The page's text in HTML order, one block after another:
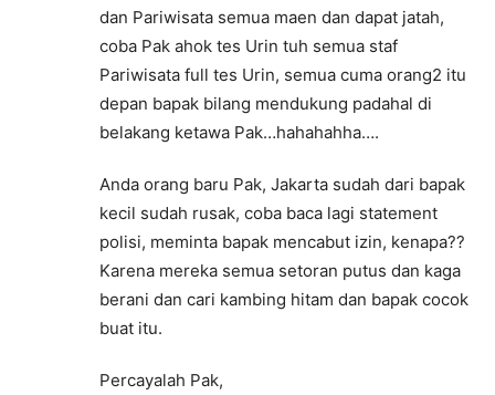
dan Pariwisata semua maen dan dapat jatah,
coba Pak ahok tes Urin tuh semua staf
Pariwisata full tes Urin, semua cuma orang2 itu
depan bapak bilang mendukung padahal di
belakang ketawa Pak…hahahahha….
Anda orang baru Pak, Jakarta sudah dari bapak
kecil sudah rusak, coba baca lagi statement
polisi, meminta bapak mencabut izin, kenapa??
Karena mereka semua setoran putus dan kaga
berani dan cari kambing hitam dan bapak cocok
buat itu.
Percayalah Pak,